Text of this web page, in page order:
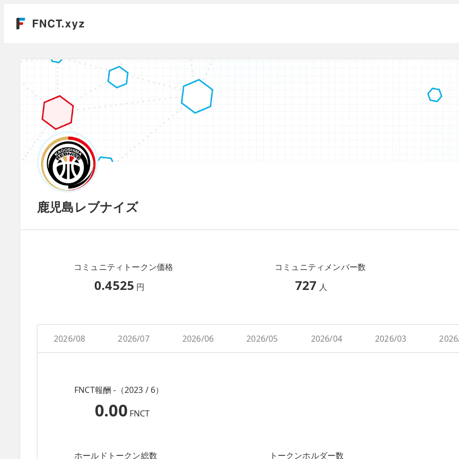
鹿児島レブナイズ
コミュニティトークン価格
0.4525 円
コミュニティメンバー数
727 人
2026/08 2026/07 2026/06 2026/05 2026/04 2026/03
FNCT報酬 -（2023 / 6）
0.00 FNCT
ホールドトークン総数 トークンホルダー数